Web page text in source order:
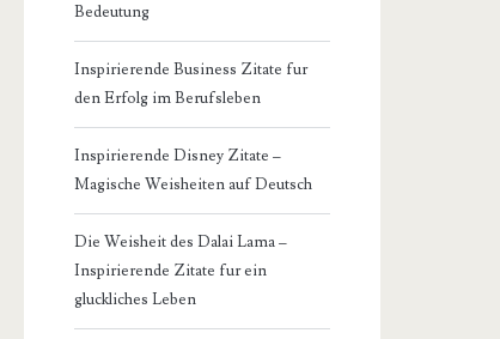
Bedeutung
Inspirierende Business Zitate fur
den Erfolg im Berufsleben
Inspirierende Disney Zitate –
Magische Weisheiten auf Deutsch
Die Weisheit des Dalai Lama –
Inspirierende Zitate fur ein
gluckliches Leben